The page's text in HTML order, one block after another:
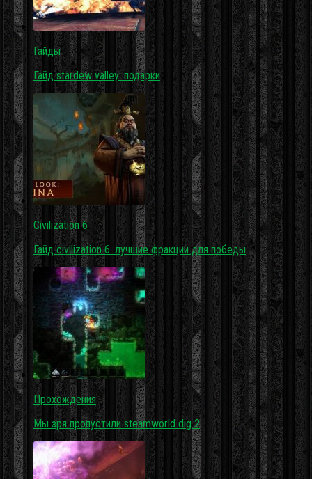
Гайды
Гайд stardew valley: подарки
Civilization 6
Гайд civilization 6. лучшие фракции для победы
Прохождения
Мы зря пропустили steamworld dig 2